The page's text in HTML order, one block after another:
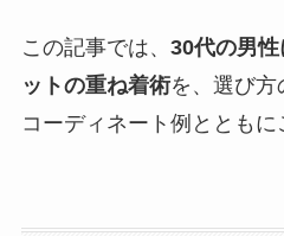
この記事では、 30代の男
ットの重ね着術を、選び方
コーディネート例とともに